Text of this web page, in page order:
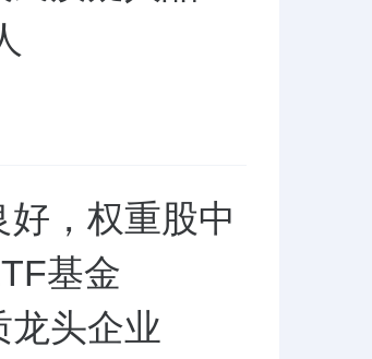
，权重股中
基金
龙头企业